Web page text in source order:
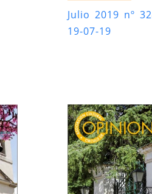
Julio 2019 nº
19-07-19